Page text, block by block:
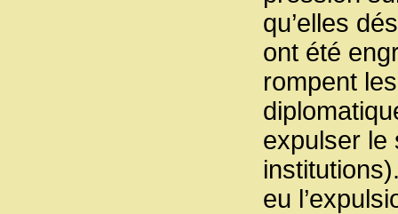
qu’elles
ont été
rompent
expulser le
eu